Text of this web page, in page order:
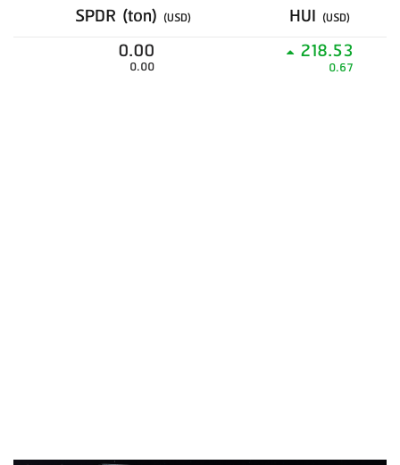
SPDR (ton) (USD) HUI (USD)
0.00
0.00
218.53
0.67